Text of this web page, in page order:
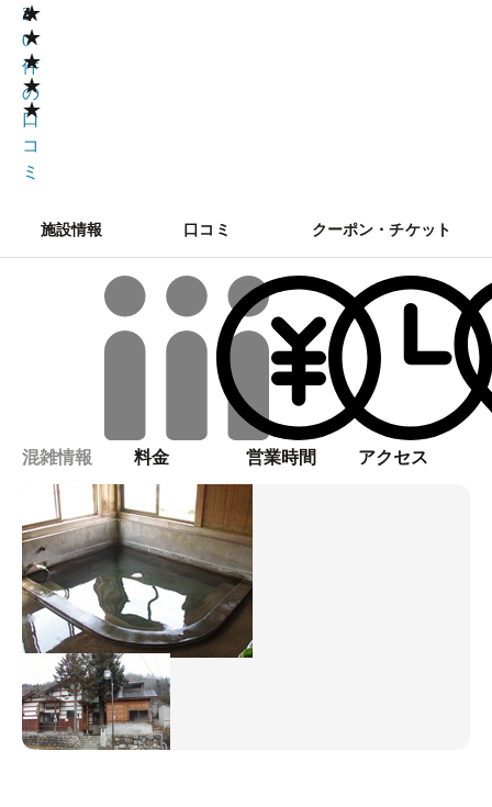
★
★
★
★
★
4
2
0
件
の
口
コ
ミ
施設情報 口コミ クーポン・チケット
混雑情報 料金 営業時間 アクセス